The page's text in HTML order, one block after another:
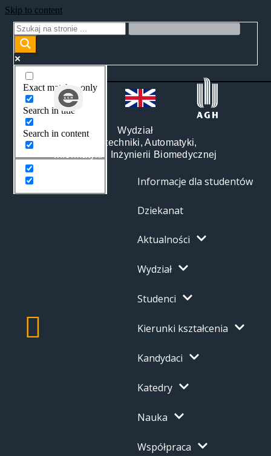
Skip to content
Exact matches only
Search in title
Search in content
Wydział
Elektrotechniki, Automatyki,
Informatyki i Inżynierii Biomedycznej
Informacje dla studentów
Dziekanat
Aktualności
Wydział
Studenci
Kierunki kształcenia
Kandydaci
Katedry
Nauka
Współpraca